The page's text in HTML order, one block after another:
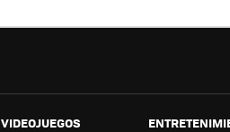
VIDEOJUEGOS